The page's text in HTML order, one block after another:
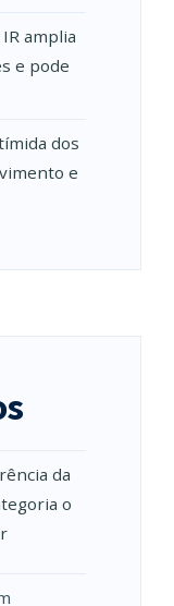
amplia
e pode
dos
e
da
o